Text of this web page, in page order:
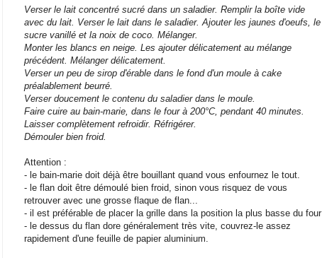
Verser le lait concentré sucré dans un saladier. Remplir la boîte vide
avec du lait. Verser le lait dans le saladier. Ajouter les jaunes d'oeufs, le
sucre vanillé et la noix de coco. Mélanger.
Monter les blancs en neige. Les ajouter délicatement au mélange
précédent. Mélanger délicatement.
Verser un peu de sirop d'érable dans le fond d'un moule à cake
préalablement beurré.
Verser doucement le contenu du saladier dans le moule.
Faire cuire au bain-marie, dans le four à 200°C, pendant 40 minutes.
Laisser complètement refroidir. Réfrigérer.
Démouler bien froid.
Attention :
- le bain-marie doit déjà être bouillant quand vous enfournez le tout.
- le flan doit être démoulé bien froid, sinon vous risquez de vous
retrouver avec une grosse flaque de flan...
- il est préférable de placer la grille dans la position la plus basse du four
- le dessus du flan dore généralement très vite, couvrez-le assez
rapidement d'une feuille de papier aluminium.